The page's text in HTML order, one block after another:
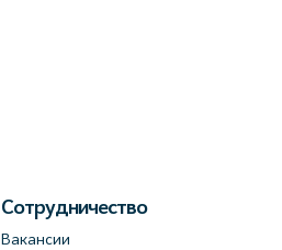
Сотрудничество
Вакансии